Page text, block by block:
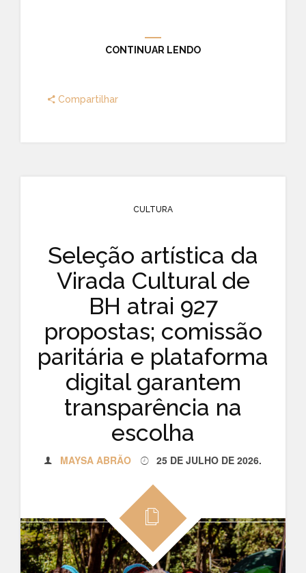
CONTINUAR LENDO
Compartilhar
CULTURA
Seleção artística da
Virada Cultural de
BH atrai 927
propostas; comissão
paritária e plataforma
digital garantem
transparência na
escolha
MAYSA ABRÃO 25 DE JULHO DE 2026.